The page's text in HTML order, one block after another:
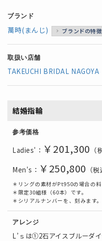
ブランド
萬時(まんじ) ブランドの特徴
取扱い店舗
TAKEUCHI BRIDAL NAGOYA
結婚指輪
参考価格
Ladies'： ￥201,300 （
Men's： ￥250,800 （税
＊リングの素材がPt950の場合の料
＊限定30組様（60本）です。
＊シリアルナンバーを、刻みます。
アレンジ
L’ｓは①2石アイスブルーダ